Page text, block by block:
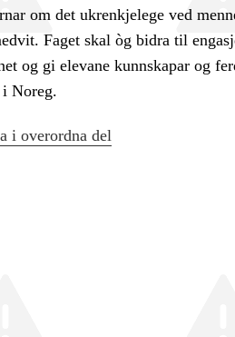
om det ukrenkjelege ved
Faget skal òg bidra til
og gi elevane kunnskapar og
Noreg.
i overordna del